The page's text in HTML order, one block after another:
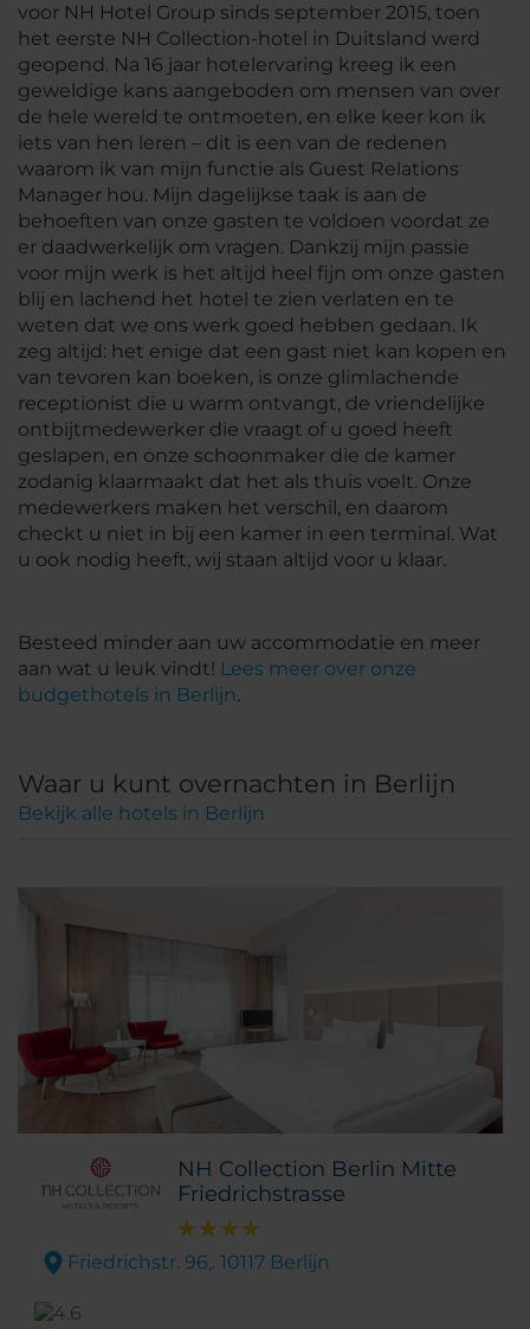
voor NH Hotel Group sinds september 2015, toen
het eerste NH Collection-hotel in Duitsland werd
geopend. Na 16 jaar hotelervaring kreeg ik een
geweldige kans aangeboden om mensen van over
de hele wereld te ontmoeten, en elke keer kon ik
iets van hen leren – dit is een van de redenen
waarom ik van mijn functie als Guest Relations
Manager hou. Mijn dagelijkse taak is aan de
behoeften van onze gasten te voldoen voordat ze
er daadwerkelijk om vragen. Dankzij mijn passie
voor mijn werk is het altijd heel fijn om onze gasten
blij en lachend het hotel te zien verlaten en te
weten dat we ons werk goed hebben gedaan. Ik
zeg altijd: het enige dat een gast niet kan kopen en
van tevoren kan boeken, is onze glimlachende
receptionist die u warm ontvangt, de vriendelijke
ontbijtmedewerker die vraagt of u goed heeft
geslapen, en onze schoonmaker die de kamer
zodanig klaarmaakt dat het als thuis voelt. Onze
medewerkers maken het verschil, en daarom
checkt u niet in bij een kamer in een terminal. Wat
u ook nodig heeft, wij staan altijd voor u klaar.
Besteed minder aan uw accommodatie en meer
aan wat u leuk vindt! Lees meer over onze
budgethotels in Berlijn.
Waar u kunt overnachten in Berlijn
Bekijk alle hotels in Berlijn
NH Collection Berlin Mitte
Friedrichstrasse
Friedrichstr. 96,. 10117 Berlijn